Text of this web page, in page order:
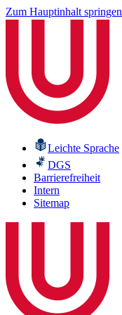
Zum Hauptinhalt springen
Leichte Sprache
DGS
Barrierefreiheit
Intern
Sitemap